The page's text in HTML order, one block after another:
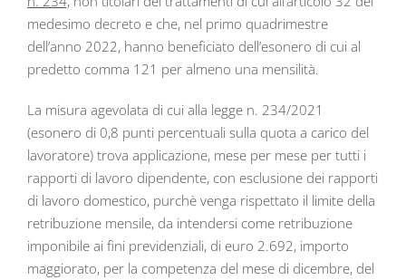
medesimo decreto e che, nel primo quadrimestre
dell’anno 2022, hanno beneficiato dell’esonero di cui al
predetto comma 121 per almeno una mensilità.
La misura agevolata di cui alla legge n. 234/2021
(esonero di 0,8 punti percentuali sulla quota a carico del
lavoratore) trova applicazione, mese per mese per tutti i
rapporti di lavoro dipendente, con esclusione dei rapporti
di lavoro domestico, purchè venga rispettato il limite della
retribuzione mensile, da intendersi come retribuzione
imponibile ai fini previdenziali, di euro 2.692, importo
maggiorato, per la competenza del mese di dicembre, del